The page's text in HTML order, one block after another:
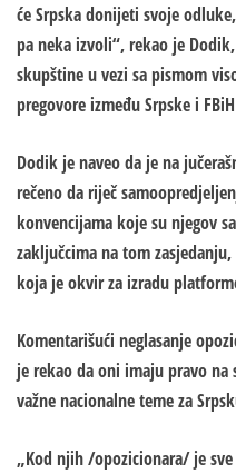
će Srpska donijeti svoje
pa neka izvoli“, rekao je
skupštine u vezi sa pismom
pregovore između Srpske i
Dodik je naveo da je na
rečeno da riječ
konvencijama koje su njegov
zaključcima na tom
koja je okvir za izradu
Komentarišući neglasanje
je rekao da oni imaju pravo na
važne nacionalne teme za
„Kod njih /opozicionara/ je